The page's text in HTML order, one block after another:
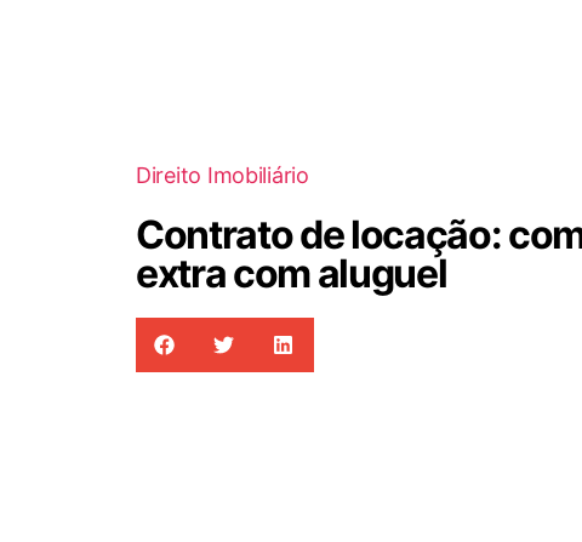
Direito Imobiliário
Contrato de locação:
extra com aluguel